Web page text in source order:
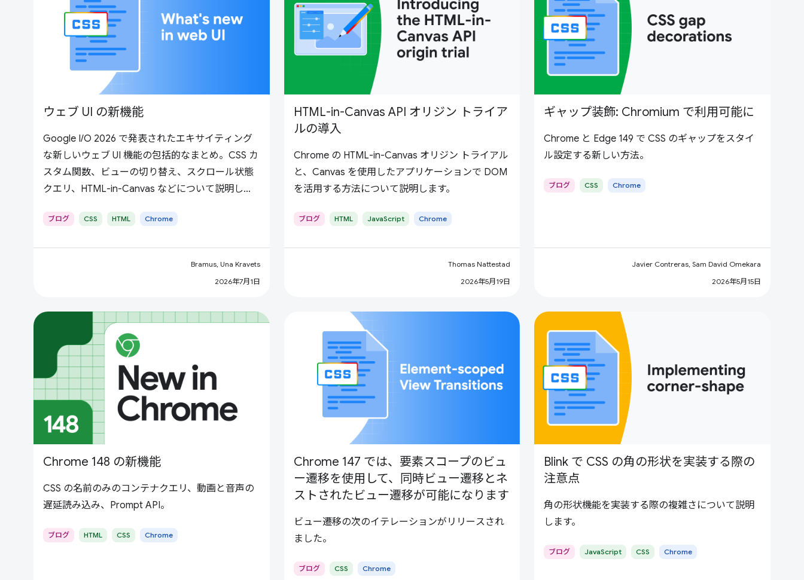
ウェブ UI の新機能
Google I/O 2026 で発表されたエキサイティング
な新しいウェブ UI 機能の包括的なまとめ。CSS カ
スタム関数、ビューの切り替え、スクロール状態
クエリ、HTML-in-Canvas などについて説明しま
ブログ CSS HTML Chrome
Bramus, Una Kravets
2026年7月1日
HTML-in-Canvas API オリジン トライア
ルの導入
Chrome の HTML-in-Canvas オリジン トライアル
と、Canvas を使用したアプリケーションで DOM
を活用する方法について説明します。
ブログ HTML JavaScript Chrome
Thomas Nattestad
2026年5月19日
ギャップ装飾: Chromium で利用可能に
Chrome と Edge 149 で CSS のギャップをスタイ
ル設定する新しい方法。
ブログ CSS Chrome
Javier Contreras, Sam David Omekara
2026年5月15日
Chrome 148 の新機能
CSS の名前のみのコンテナクエリ、動画と音声の
遅延読み込み、Prompt API。
ブログ HTML CSS Chrome
Chrome 147 では、要素スコープのビュ
ー遷移を使用して、同時ビュー遷移とネ
ストされたビュー遷移が可能になります
ビュー遷移の次のイテレーションがリリースされ
ました。
ブログ CSS Chrome
Blink で CSS の角の形状を実装する際の
注意点
角の形状機能を実装する際の複雑さについて説明
します。
ブログ JavaScript CSS Chrome